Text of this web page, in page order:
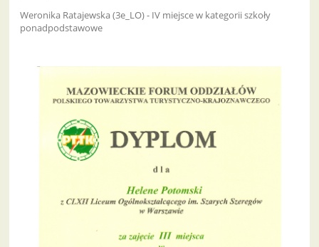
Weronika Ratajewska (3e_LO) - IV miejsce w kategorii szkoły
ponadpodstawowe